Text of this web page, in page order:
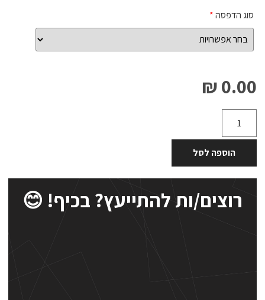
סוג הדפסה*
0.00 ₪
הוספה לסל
רוצים/ות להתייעץ? בכיף! 😊